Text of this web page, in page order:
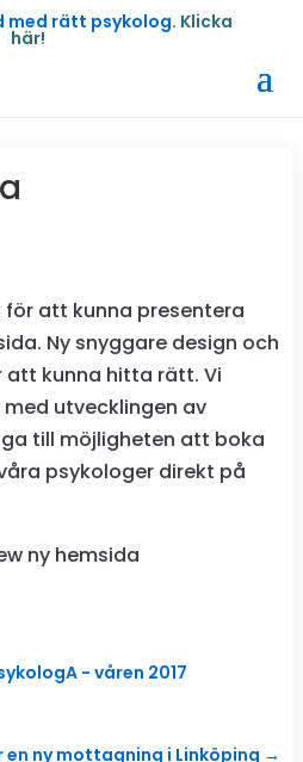
med rätt psykolog. Klicka
här!
att kunna presentera
Ny snyggare design och
att kunna hitta rätt. Vi
utvecklingen av
till möjligheten att boka
psykologer direkt på
- våren 2017
ny mottagning i Linköping →